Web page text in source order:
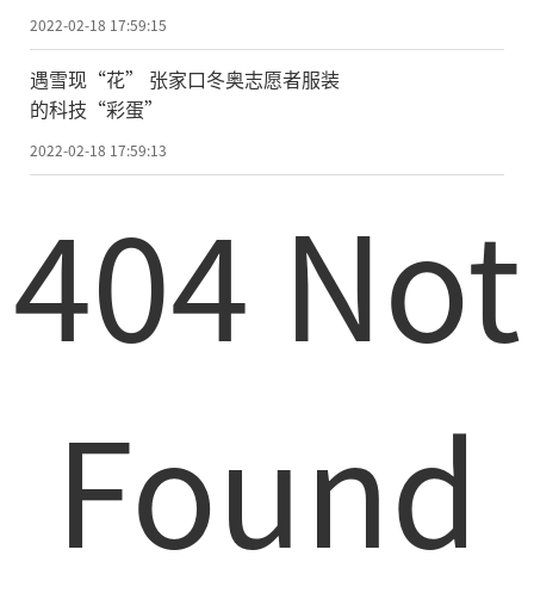
2022-02-18 17:59:15
遇雪现“花” 张家口冬奥志愿者服装
的科技“彩蛋”
2022-02-18 17:59:13
404 Not
Found